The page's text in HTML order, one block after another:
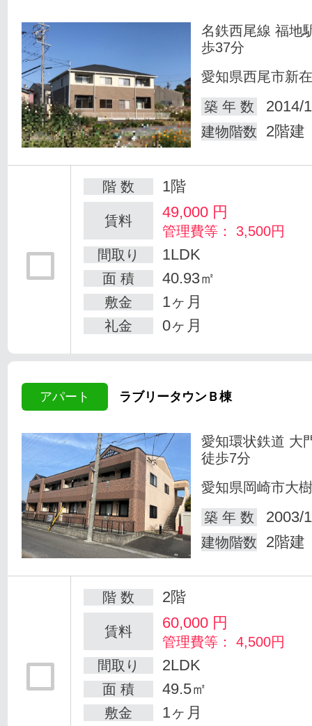
名鉄西尾線 福地
歩37分
愛知県西尾市新
築 年 数
2014/
建物階数 2階建
階 数 1階
賃料 49,000 円
管理費等： 3,500円
間取り
1LDK
面 積 40.93㎡
敷金 1ヶ月
礼金 0ヶ月
アパート ラブリータウンＢ棟
愛知環状鉄道 大
徒歩7分
愛知県岡崎市大
築 年 数
2003/
建物階数 2階建
階 数 2階
賃料 60,000 円
管理費等： 4,500円
間取り
2LDK
面 積 49.5㎡
敷金 1ヶ月